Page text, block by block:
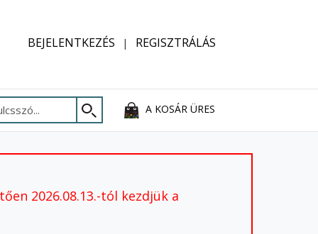
BEJELENTKEZÉS REGISZTRÁLÁS
A KOSÁR ÜRES
2026.08.13.-tól kezdjük a